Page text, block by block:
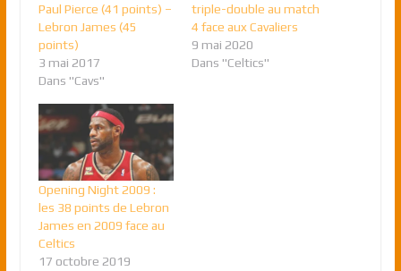
Paul Pierce (41 points) –
Lebron James (45
points)
3 mai 2017
Dans "Cavs"
triple-double au match
4 face aux Cavaliers
9 mai 2020
Dans "Celtics"
Opening Night 2009 :
les 38 points de Lebron
James en 2009 face au
Celtics
17 octobre 2019